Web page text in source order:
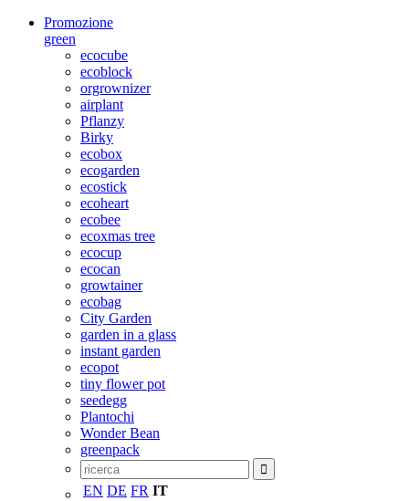
Promozione
green
ecocube
ecoblock
orgrownizer
airplant
Pflanzy
Birky
ecobox
ecogarden
ecostick
ecoheart
ecobee
ecoxmas tree
ecocup
ecocan
growtainer
ecobag
City Garden
garden in a glass
instant garden
ecopot
tiny flower pot
seedegg
Plantochi
Wonder Bean
greenpack
EN DE FR IT